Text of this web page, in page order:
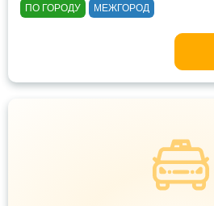
ПО ГОРОДУ МЕЖГОРОД